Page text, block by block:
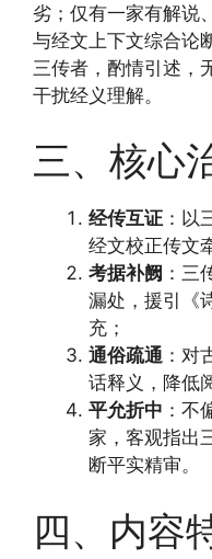
劣；仅有一家有解说
与经文上下文综合论
三传者，酌情引述，
干扰经义理解。
三、核心
经传互证 ：以
经文校正传文
考据补阙 ：三
漏处，援引《
充；
通俗疏通 ：对
话释义，降低
平允折中 ：不
家，客观指出
断平实精审。
四、内容